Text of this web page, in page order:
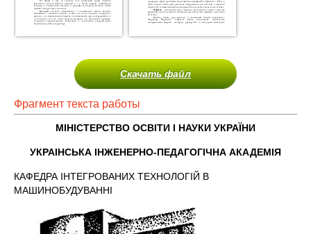
Скачать файл
Фрагмент текста работы
МІНІСТЕРСТВО ОСВІТИ І НАУКИ УКРАЇНИ
УКРАІНСЬКА ІНЖЕНЕРНО-ПЕДАГОГІЧНА АКАДЕМІЯ
КАФЕДРА ІНТЕГРОВАНИХ ТЕХНОЛОГІЙ В
МАШИНОБУДУВАННІ